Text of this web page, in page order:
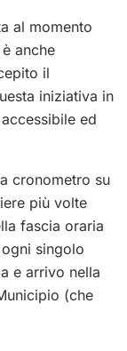
al momento
anche
il
iniziativa in
ed
cronometro su
più volte
fascia oraria
singolo
e arrivo nella
(che